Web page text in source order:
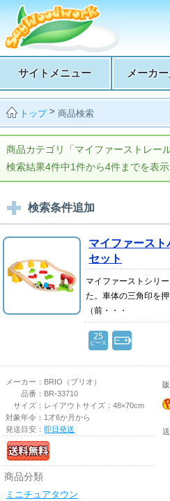
サイトメニュー メーカー
トップ>商品検索
商品カテゴリ「マイファーストレー
検索結果4件中1件から4件までを表示
検索条件追加
マイファース
セット
マイファーストシリ
た。車体の三角印を
（前・・・
25
ピース
メーカー： BRIO（ブリオ）
品番： BR-33710
サイズ： レイアウトサイズ：48×70cm
対象年令： 1才6か月から
発送目安：即日発送
商品分類
ミニチュアタウン